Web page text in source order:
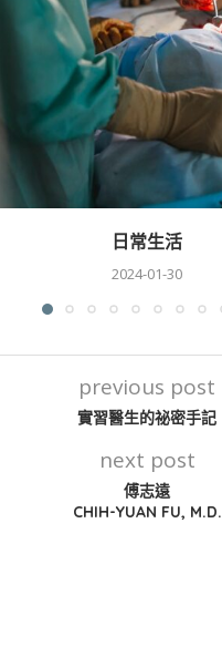
日常生活
2024-01-30
previous post
實習醫生的祕密手記
next post
傅志遠
CHIH-YUAN FU, M.D.